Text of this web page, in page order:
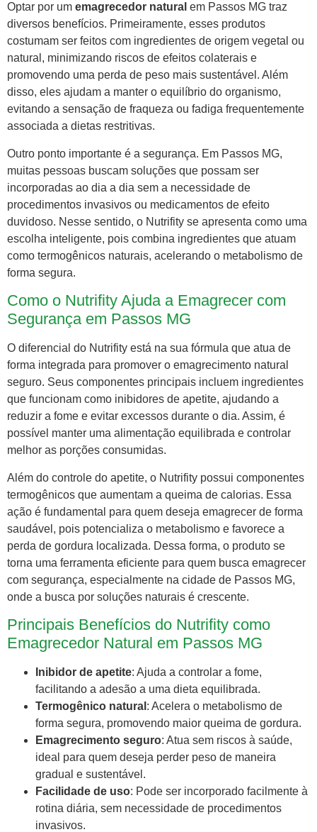
Optar por um emagrecedor natural em Passos MG traz
diversos benefícios. Primeiramente, esses produtos
costumam ser feitos com ingredientes de origem vegetal ou
natural, minimizando riscos de efeitos colaterais e
promovendo uma perda de peso mais sustentável. Além
disso, eles ajudam a manter o equilíbrio do organismo,
evitando a sensação de fraqueza ou fadiga frequentemente
associada a dietas restritivas.
Outro ponto importante é a segurança. Em Passos MG,
muitas pessoas buscam soluções que possam ser
incorporadas ao dia a dia sem a necessidade de
procedimentos invasivos ou medicamentos de efeito
duvidoso. Nesse sentido, o Nutrifity se apresenta como uma
escolha inteligente, pois combina ingredientes que atuam
como termogênicos naturais, acelerando o metabolismo de
forma segura.
Como o Nutrifity Ajuda a Emagrecer com
Segurança em Passos MG
O diferencial do Nutrifity está na sua fórmula que atua de
forma integrada para promover o emagrecimento natural
seguro. Seus componentes principais incluem ingredientes
que funcionam como inibidores de apetite, ajudando a
reduzir a fome e evitar excessos durante o dia. Assim, é
possível manter uma alimentação equilibrada e controlar
melhor as porções consumidas.
Além do controle do apetite, o Nutrifity possui componentes
termogênicos que aumentam a queima de calorias. Essa
ação é fundamental para quem deseja emagrecer de forma
saudável, pois potencializa o metabolismo e favorece a
perda de gordura localizada. Dessa forma, o produto se
torna uma ferramenta eficiente para quem busca emagrecer
com segurança, especialmente na cidade de Passos MG,
onde a busca por soluções naturais é crescente.
Principais Benefícios do Nutrifity como
Emagrecedor Natural em Passos MG
Inibidor de apetite: Ajuda a controlar a fome,
facilitando a adesão a uma dieta equilibrada.
Termogênico natural : Acelera o metabolismo de
forma segura, promovendo maior queima de gordura.
Emagrecimento seguro: Atua sem riscos à saúde,
ideal para quem deseja perder peso de maneira
gradual e sustentável.
Facilidade de uso: Pode ser incorporado facilmente à
rotina diária, sem necessidade de procedimentos
invasivos.